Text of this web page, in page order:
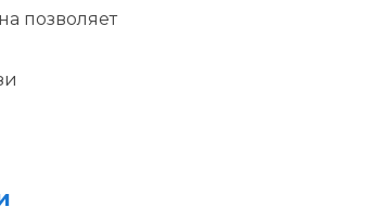
позволяет